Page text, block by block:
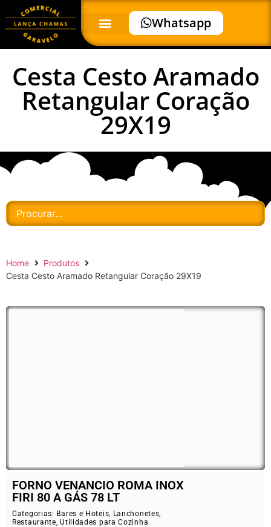
Whatsapp
Cesta Cesto Aramado
Retangular Coração
29X19
Home
Produtos
Cesta Cesto Aramado Retangular Coração 29X19
FORNO VENANCIO ROMA INOX
FIRI 80 A GÁS 78 LT
Categorias: Bares e Hoteis, Lanchonetes,
Restaurante,Utilidades para Cozinha